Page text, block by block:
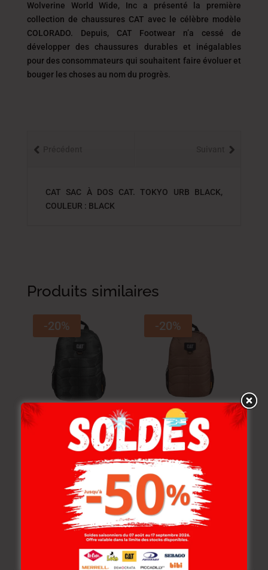
Wolverine World Wide, Inc a présenté la première
collection de chaussures CAT avec le célèbre modèle
COLORADO. Depuis, CAT Footwear n’a cessé de
développer des chaussures durables et inégalables
pour des consommateurs qui souhaitent faire évoluer et
bouger les choses au nom du progrès.
CAT SAC À DOS CAT. TOKYO URB BLACK,
COULEUR : BLACK
Produits similaires
-20%
Cat Sac À Dos Cat.
Benson Black
-20%
Cat Sac À Dos Cat.
Benson Brown
229.000DT
183.200
-20% -20%